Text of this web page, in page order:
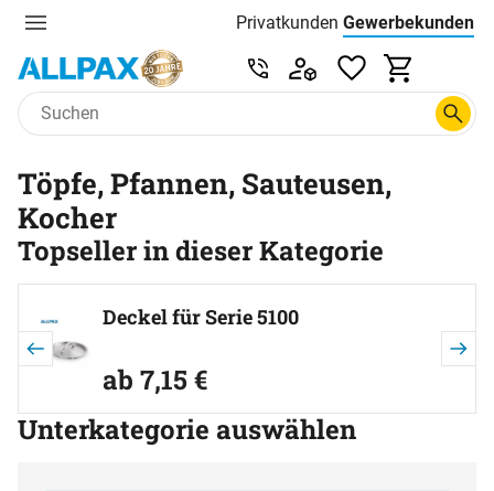
Menu Privatkunden Preisliste:
Gewerbekunden
Zum Hauptinhalt springen
Service & Beratung unter
Töpfe, Pfannen, Sauteusen,
Kocher
Topseller in dieser Kategorie
Artikel überspringen
Deckel für Serie 5100
ab:
ab 7,15€
Unterkategorie auswählen